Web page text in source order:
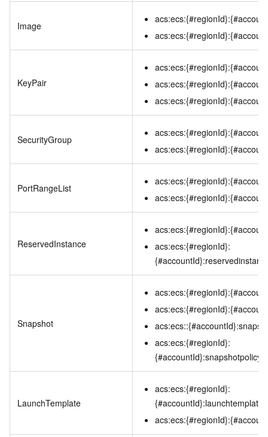
Image
KeyPair
SecurityGroup
PortRangeList
ReservedInstance
acs:ecs:{#regionId}:
Snapshot
acs:ecs:{#regionId}:
{#accountId}:snapshotpolicy/
LaunchTemplate
acs:ecs:{#regionId}: